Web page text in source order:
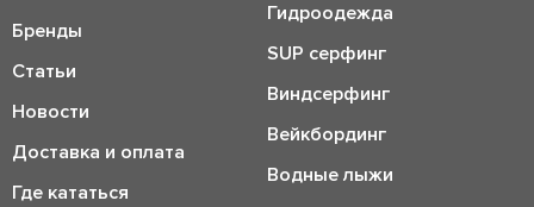
Бренды
Статьи
Новости
Доставка и оплата
Где кататься
Гидроодежда
SUP серфинг
Виндсерфинг
Вейкбординг
Водные лыжи